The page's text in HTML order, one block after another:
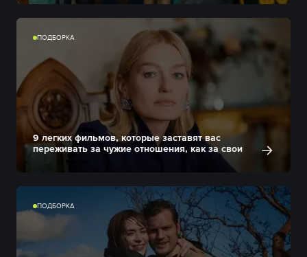
ПОДБОРКА
9 легких фильмов, которые заставят вас
переживать за чужие отношения, как за свои
ПОДБОРКА